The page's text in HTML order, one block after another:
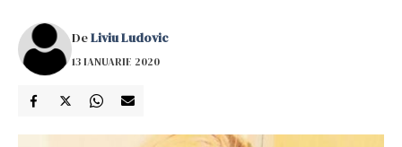
DeLiviu Ludovic
13 IANUARIE 2020